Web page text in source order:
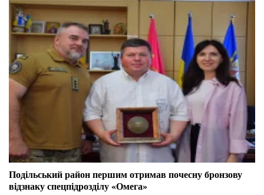
Подільський район першим отримав почесну бронзову
відзнаку спецпідрозділу «Омега»